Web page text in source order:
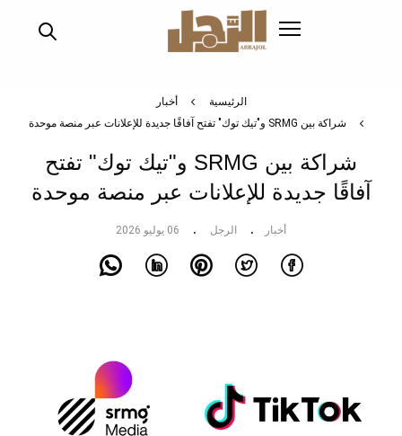
الرئيسية
أخبار
شراكة بين SRMG و"تيك توك" تفتح آفاقًا جديدة للإعلانات عبر منصة موحدة
شراكة بين SRMG و"تيك توك" تفتح
آفاقًا جديدة للإعلانات عبر منصة موحدة
أخبار الرجل 06 يوليو 2026